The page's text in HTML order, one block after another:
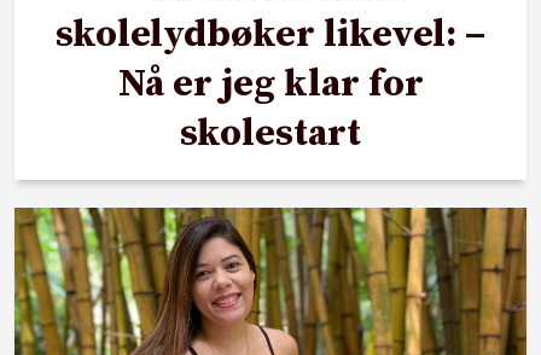
skolelydbøker likevel: –
Nå er jeg klar for
skolestart